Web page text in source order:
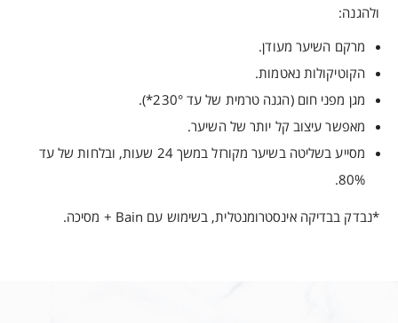
ולהגנה:
מרקם השיער מעודן.
הקוטיקולות נאטמות.
מגן מפני חום (הגנה טרמית של עד 230°*).
מאפשר עיצוב קל יותר של השיער.
מסייע בשליטה בשיער מקורזל במשך 24 שעות, ובלחות של עד
80%.
*נבדק בבדיקה אינסטרומנטלית, בשימוש עם Bain + מסיכה.